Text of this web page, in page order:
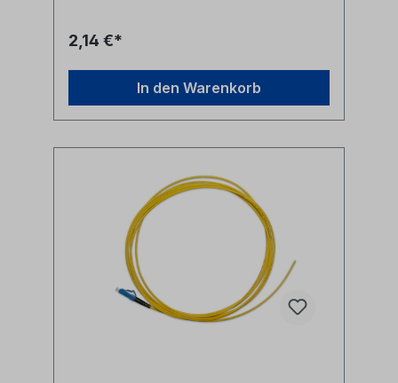
2,14 €*
In den Warenkorb